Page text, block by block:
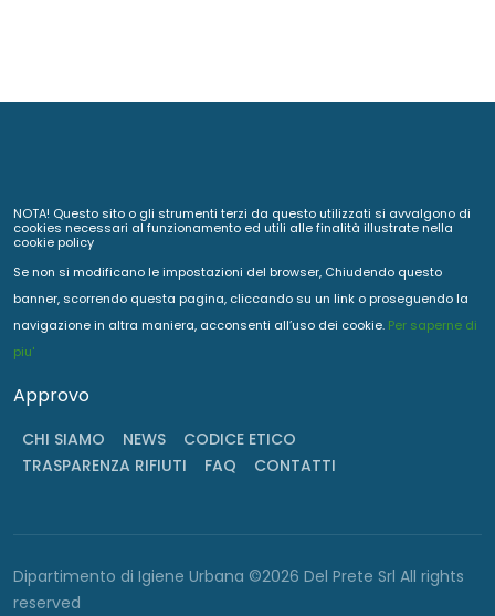
NOTA! Questo sito o gli strumenti terzi da questo utilizzati si avvalgono di
cookies necessari al funzionamento ed utili alle finalità illustrate nella
cookie policy
Se non si modificano le impostazioni del browser, Chiudendo questo
banner, scorrendo questa pagina, cliccando su un link o proseguendo la
navigazione in altra maniera, acconsenti all’uso dei cookie. Per saperne di
piu'
Approvo
CHI SIAMO NEWS
CODICE ETICO
TRASPARENZA RIFIUTI
FAQ CONTATTI
Dipartimento di Igiene Urbana ©2026 Del Prete Srl All rights
reserved